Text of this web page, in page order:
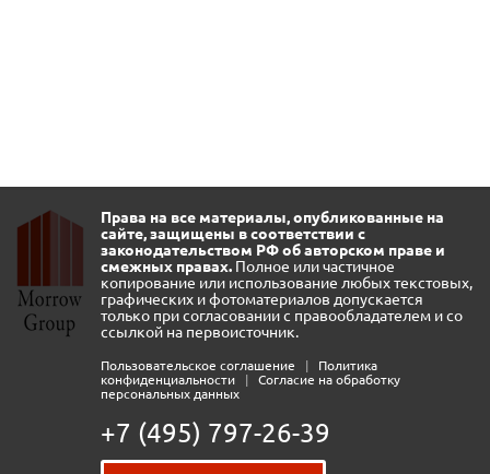
Права на все материалы, опубликованные на
сайте, защищены в соответствии с
законодательством РФ об авторском праве и
смежных правах. Полное или частичное
копирование или использование любых текстовых,
графических и фотоматериалов допускается
только при согласовании с правообладателем и со
ссылкой на первоисточник.
Пользовательское соглашение |
Политика
конфиденциальности
|
Согласие на обработку
персональных данных
+7 (495) 797-26-39